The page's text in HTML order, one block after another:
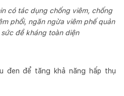
có tác dụng chống viêm, chống
phổi, ngăn ngừa viêm phế quản
đề kháng toàn diện
đen để tăng khả năng hấp thụ